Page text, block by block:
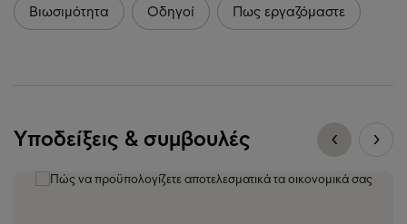
Βιωσιμότητα Οδηγοί Πως εργαζόμαστε
Υποδείξεις & συμβουλές